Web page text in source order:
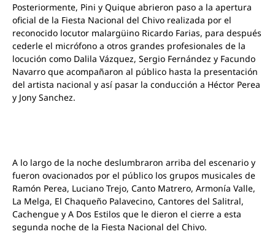
Posteriormente, Pini y Quique abrieron paso a la apertura
oficial de la Fiesta Nacional del Chivo realizada por el
reconocido locutor malargüino Ricardo Farias, para después
cederle el micrófono a otros grandes profesionales de la
locución como Dalila Vázquez, Sergio Fernández y Facundo
Navarro que acompañaron al público hasta la presentación
del artista nacional y así pasar la conducción a Héctor Perea
y Jony Sanchez.
A lo largo de la noche deslumbraron arriba del escenario y
fueron ovacionados por el público los grupos musicales de
Ramón Perea, Luciano Trejo, Canto Matrero, Armonía Valle,
La Melga, El Chaqueño Palavecino, Cantores del Salitral,
Cachengue y A Dos Estilos que le dieron el cierre a esta
segunda noche de la Fiesta Nacional del Chivo.